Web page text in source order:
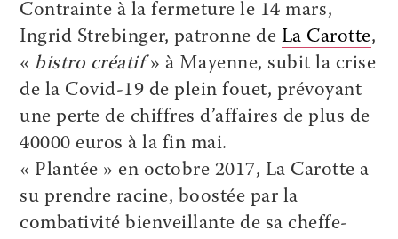
Contrainte à la fermeture le 14 mars,
Ingrid Strebinger, patronne de La Carotte,
« bistro créatif» à Mayenne, subit la crise
de la Covid-19 de plein fouet, prévoyant
une perte de chiffres d’affaires de plus de
40000 euros à la fin mai.
« Plantée » en octobre 2017, La Carotte a
su prendre racine, boostée par la
combativité bienveillante de sa cheffe-